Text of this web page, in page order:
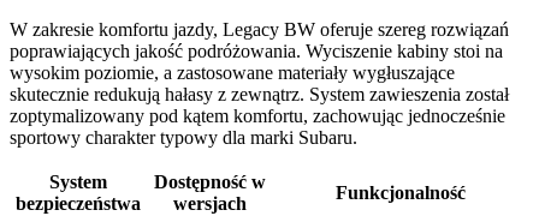
W zakresie komfortu jazdy, Legacy BW oferuje szereg rozwiązań
poprawiających jakość podróżowania. Wyciszenie kabiny stoi na
wysokim poziomie, a zastosowane materiały wygłuszające
skutecznie redukują hałasy z zewnątrz. System zawieszenia został
zoptymalizowany pod kątem komfortu, zachowując jednocześnie
sportowy charakter typowy dla marki Subaru.
System
bezpieczeństwa
Dostępność w
wersjach
Funkcjonalność